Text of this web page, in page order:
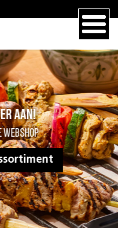
aan!
webshop